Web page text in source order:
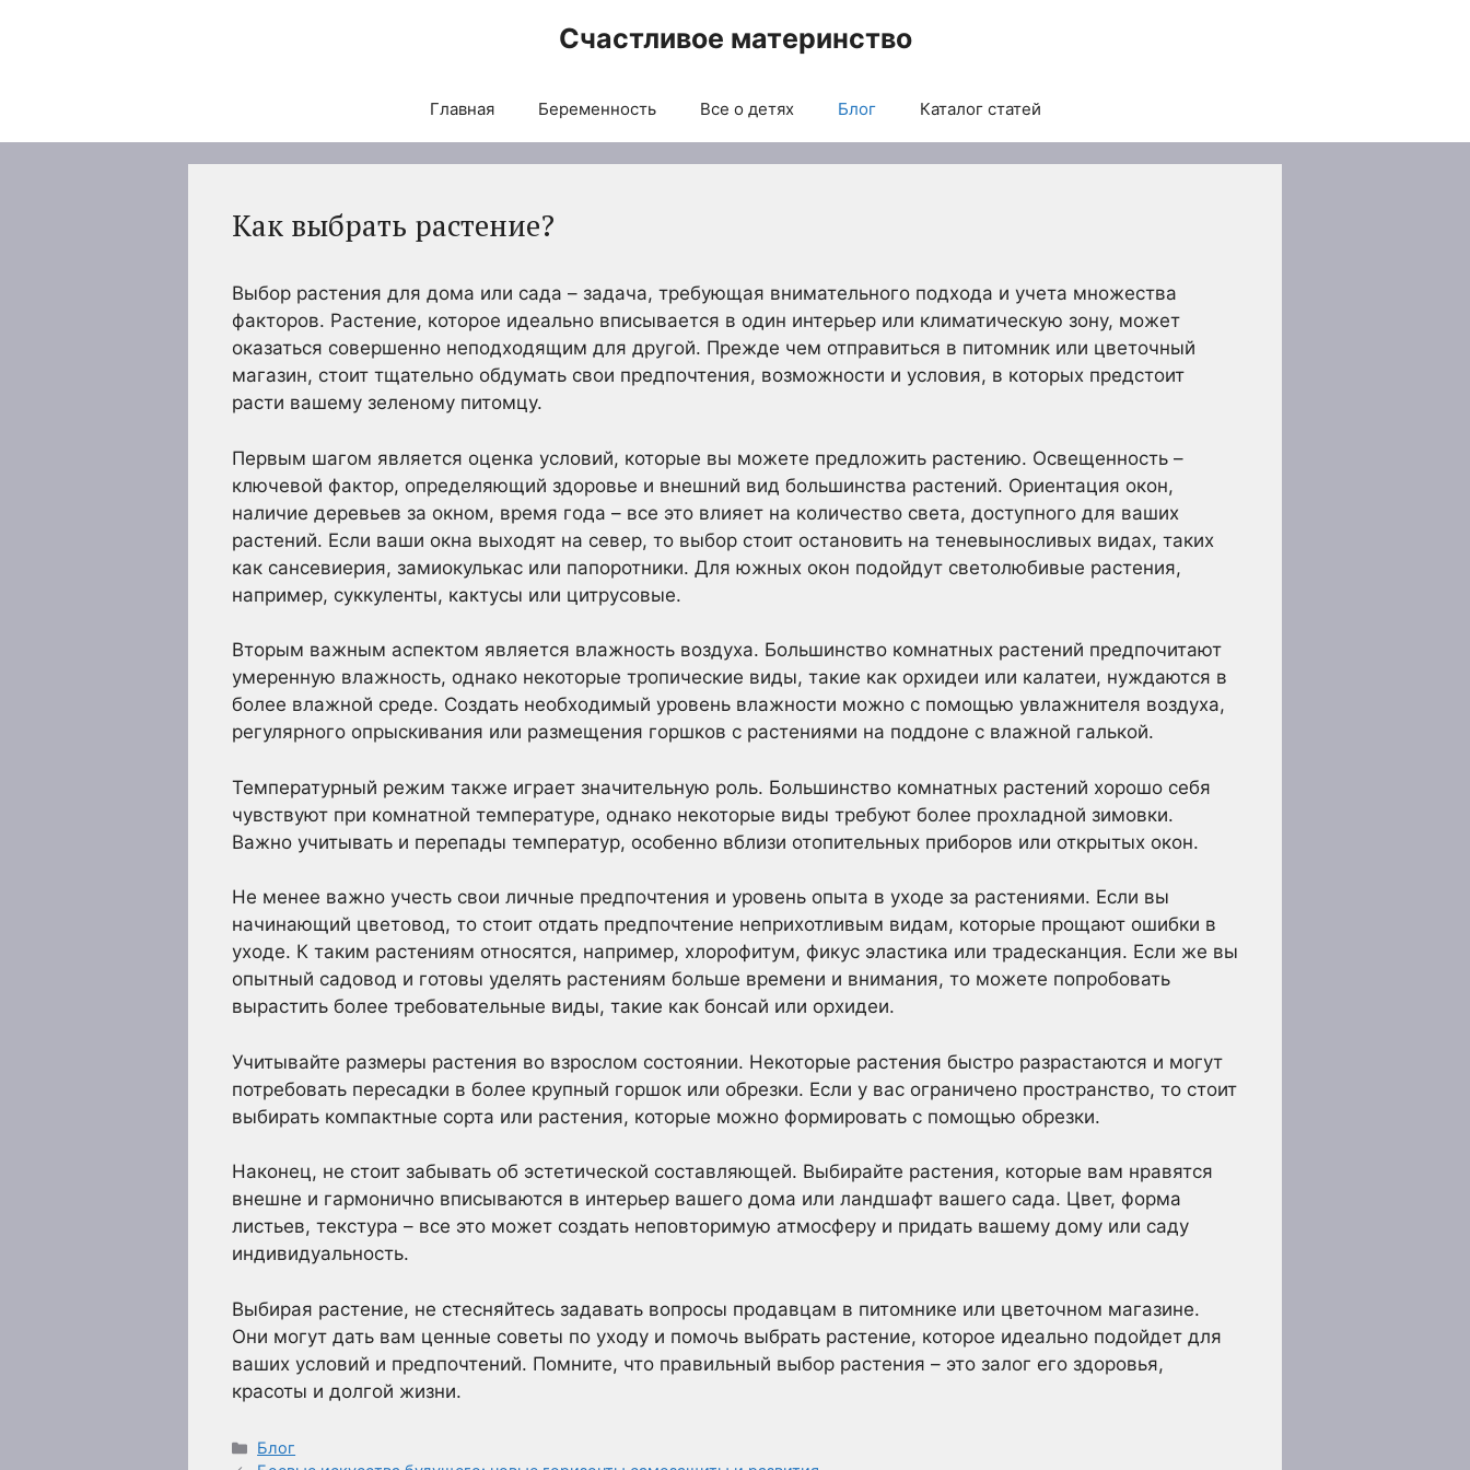
Счастливое материнство
Главная Беременность Все о детях Блог Каталог статей
Как выбрать растение?
Выбор растения для дома или сада – задача, требующая внимательного подхода и учета множества
факторов. Растение, которое идеально вписывается в один интерьер или климатическую зону, может
оказаться совершенно неподходящим для другой. Прежде чем отправиться в питомник или цветочный
магазин, стоит тщательно обдумать свои предпочтения, возможности и условия, в которых предстоит
расти вашему зеленому питомцу.
Первым шагом является оценка условий, которые вы можете предложить растению. Освещенность –
ключевой фактор, определяющий здоровье и внешний вид большинства растений. Ориентация окон,
наличие деревьев за окном, время года – все это влияет на количество света, доступного для ваших
растений. Если ваши окна выходят на север, то выбор стоит остановить на теневыносливых видах, таких
как сансевиерия, замиокулькас или папоротники. Для южных окон подойдут светолюбивые растения,
например, суккуленты, кактусы или цитрусовые.
Вторым важным аспектом является влажность воздуха. Большинство комнатных растений предпочитают
умеренную влажность, однако некоторые тропические виды, такие как орхидеи или калатеи, нуждаются в
более влажной среде. Создать необходимый уровень влажности можно с помощью увлажнителя воздуха,
регулярного опрыскивания или размещения горшков с растениями на поддоне с влажной галькой.
Температурный режим также играет значительную роль. Большинство комнатных растений хорошо себя
чувствуют при комнатной температуре, однако некоторые виды требуют более прохладной зимовки.
Важно учитывать и перепады температур, особенно вблизи отопительных приборов или открытых окон.
Не менее важно учесть свои личные предпочтения и уровень опыта в уходе за растениями. Если вы
начинающий цветовод, то стоит отдать предпочтение неприхотливым видам, которые прощают ошибки в
уходе. К таким растениям относятся, например, хлорофитум, фикус эластика или традесканция. Если же вы
опытный садовод и готовы уделять растениям больше времени и внимания, то можете попробовать
вырастить более требовательные виды, такие как бонсай или орхидеи.
Учитывайте размеры растения во взрослом состоянии. Некоторые растения быстро разрастаются и могут
потребовать пересадки в более крупный горшок или обрезки. Если у вас ограничено пространство, то стоит
выбирать компактные сорта или растения, которые можно формировать с помощью обрезки.
Наконец, не стоит забывать об эстетической составляющей. Выбирайте растения, которые вам нравятся
внешне и гармонично вписываются в интерьер вашего дома или ландшафт вашего сада. Цвет, форма
листьев, текстура – все это может создать неповторимую атмосферу и придать вашему дому или саду
индивидуальность.
Выбирая растение, не стесняйтесь задавать вопросы продавцам в питомнике или цветочном магазине.
Они могут дать вам ценные советы по уходу и помочь выбрать растение, которое идеально подойдет для
ваших условий и предпочтений. Помните, что правильный выбор растения – это залог его здоровья,
красоты и долгой жизни.
Рубрики
Блог